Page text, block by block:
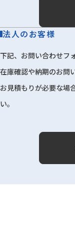
法人のお客様
下記、お問い合わせフ
在庫確認や納期のお問
お見積もりが必要な場
い。